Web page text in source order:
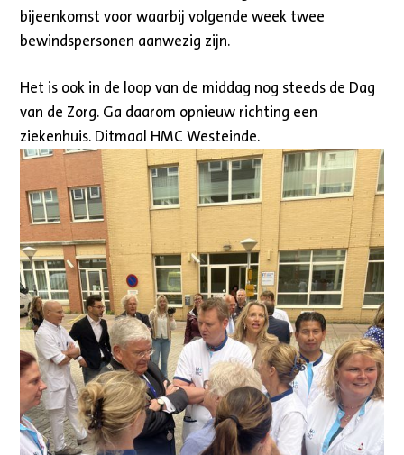
bijeenkomst voor waarbij volgende week twee
bewindspersonen aanwezig zijn.
Het is ook in de loop van de middag nog steeds de Dag
van de Zorg. Ga daarom opnieuw richting een
ziekenhuis. Ditmaal HMC Westeinde.